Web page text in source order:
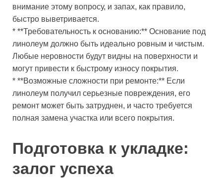
внимание этому вопросу, и запах, как правило,
быстро выветривается.
* **Требовательность к основанию:** Основание под
линолеум должно быть идеально ровным и чистым.
Любые неровности будут видны на поверхности и
могут привести к быстрому износу покрытия.
* **Возможные сложности при ремонте:** Если
линолеум получил серьезные повреждения, его
ремонт может быть затруднен, и часто требуется
полная замена участка или всего покрытия.
Подготовка к укладке:
залог успеха